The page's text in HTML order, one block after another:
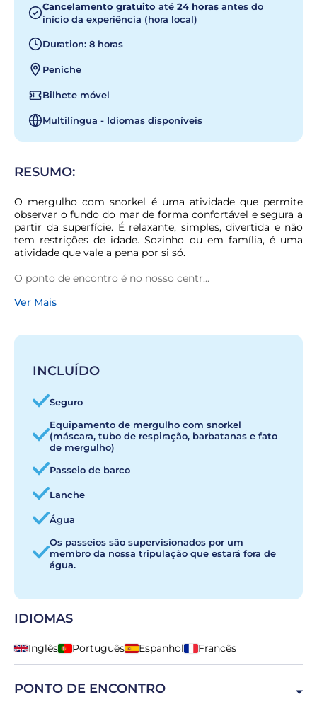
Cancelamento gratuito até 24 horas antes do
início da experiência (hora local)
Duration: 8 horas
Peniche
Bilhete móvel
Multilíngua - Idiomas disponíveis
RESUMO:
O mergulho com snorkel é uma atividade que permite
observar o fundo do mar de forma confortável e segura a
partir da superfície. É relaxante, simples, divertida e não
tem restrições de idade. Sozinho ou em família, é uma
atividade que vale a pena por si só.
O ponto de encontro é no nosso centr...
Ver Mais
INCLUÍDO
Seguro
Equipamento de mergulho com snorkel
(máscara, tubo de respiração, barbatanas e fato
de mergulho)
Passeio de barco
Lanche
Água
Os passeios são supervisionados por um
membro da nossa tripulação que estará fora de
água.
IDIOMAS
Inglês Português Espanhol Francês
PONTO DE ENCONTRO